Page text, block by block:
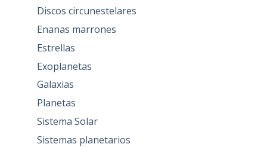
Discos circunestelares
Enanas marrones
Estrellas
Exoplanetas
Galaxias
Planetas
Sistema Solar
Sistemas planetarios